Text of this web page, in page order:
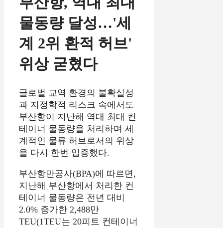
물동량 달성…'세
계 2위 환적 허브'
위상 굳혔다
글로벌 교역 환경의 불확실성
과 지정학적 리스크 속에서도
부산항이 지난해 역대 최대 컨
테이너 물동량을 처리하며 세
계적인 물류 허브로서의 위상
을 다시 한번 입증했다.
부산항만공사(BPA)에 따르면,
지난해 부산항에서 처리한 컨
테이너 물동량은 전년 대비
2.0% 증가한 2,488만
TEU(1TEU는 20피트 컨테이너